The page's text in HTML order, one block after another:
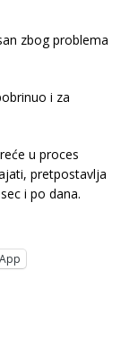
zbog problema
i za
u proces
pretpostavlja
i po dana.